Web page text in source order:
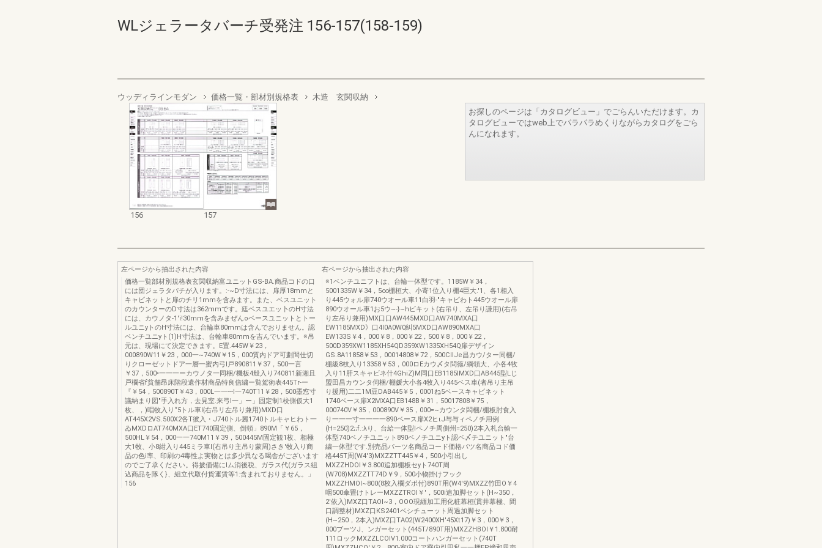
WLジェラータバーチ受発注 156-157(158-159)
ウッディラインモダン 価格一覧・部材別規格表 木造 玄関収納
156 157
お探しのページは「カタログビュー」でごらんいただけます。カ
タログビューではweb上でパラパラめくりながらカタログをごら
んになれます。
左ページから抽出された内容
価格一覧部材別規格表玄関収納富ユニットGS-BA.商品コドの口
には団ジェラタパチが入ります。:-~D寸法には、扉厚18mmと
キャビネットと扉のチリ1mmを含みます。また、ベスユニット
のカウンターのD寸法は362mmです。廷ベスユエッ卜のH寸法
には、カウノタ-1'i!30mmを含みまぜんoベースユニットとトー
ルユニyトのH寸法には、台輪車80mmは含んでおりません。認
ベンチユニyト(1)H寸法は、台輪車80mmを吉んでいます。※吊
元は、現場にて決定できます。E置.445W￥23，
000890W11￥23，000一~740W￥15，000質内ドア可劃間仕切
りクローゼットドア一層一蜜内弓l戸890811￥37，500一言
￥37，500•一一一ーカウノタ一同梱/機板4般入り740811新湘且
戸欄省f貧舗昂床階段遺作材商品特良信繍ー覧駕術表445Tr-ー
『￥54，500890T￥43，000L一一---l一740T11￥28，500墨窓寸
議納まり図"手入れ方，去見室.来弓l一」ー」固定制1校側仮大1
枚、，)唱牧入り“5トル車l{右吊リ左吊り兼用)MXD口
AT445X2VS.500X2各T彼入・J740トル麗1740トルキャヒわト一
ゐMXDロAT740MXA口ET740固定側、倒領」890M「￥65，
500HL￥54，000一一740M11￥39，500445M固定観1枚、相極
大1牧、小8紺入り445ミラ車l(右吊り主吊り蒙周)さき'牧入り商
品の色i率、印刷の4毒性よ実物とは多少異なる喝舎がございます
のでご了承ください。得披価備にlム消後税、ガラス代(ガラス組
込商品を隊く}、組立代取付貨運賃等1:含まれておりません。」
156
右ページから抽出された内容
※1ベンチユニフトは、台輪一体型です。1185W￥34，
5001335W￥34，5∞棚桓大、小寄1位入り棚4巨大.'1、各1相入
り445ウォル扉740ウオール車11白羽-"キャビわト445ウオール扉
890ウオール車1お5ウ~-}~hビキット(右吊り、左吊り謙用)(右吊
り左吊り兼用)MX口口AW445MXD口AW740MXA口
EW1185MXD》口4l0A0W0糾5MXD口AW890MXA口
EW133S￥4，000￥8，000￥22，500￥8，000￥22，
500D359XW1185XH54QD359XW1335XH54Q扉デザイン
GS.8A11858￥53，00014808￥72，500CIIJe昌カウ/ター同梱/
棚級8枝入り13358￥53，000ロEカウ〆タ問徳/綱領大、小各4牧
入り11肝スキャビネ什4GhiZ)M同口EB1185IMXD口AB445型Lじ
盟田昌カウンタ伺梱/棚媛大小各4牧入り445ベス車(者吊り主吊
り援用)二二1M豆DAB445￥5，0001ね5ベースキャビネット
1740ベース扉X2MXA口EB148B￥31，50017808￥75，
000740V￥35，000890V￥35，000=~カウンタ悶梱/棚板肘食入
り一一一寸一一一一890ベース扉X2ヒιJ与与ィペノチ用例
(H=250)2;;f.:λり、台給一体型lペノチ周側州=250)2本入札台輸一
体型740ベノチユニット890ベノチユニyト認ベ〆チユニット"台
繍一体型です.別売品パーツ名商品コード価格パツ名商品コド価
格445T周(W4'3)MXZZTT445￥4，500小引出し
MXZZHDOl￥3.800追加棚板セyト740T周
(W708)MXZZTT74D￥9，500小物掛けフック
MXZZHMOl~800(8枚入欄ダポ付)890T用(W4'9)MXZZ竹田O￥4
咽500傘畳けトレーMXZZTROl￥'，500i追加脚セット(H~350，
2'依入)MXZ口TAOl~3，OOO現緬加工用化粧幕桓{貫井幕極、間
口調整材)MXZ口KS2401ベシチューット周過加脚セット
(H~250，2本入)MXZ口TA02(W2400XH'45Xt17)￥3，000￥3，
000ブーツJ、ンガーセット(445T/890T用)MXZZHBOl￥1.800耐
111ロックMXZZLCOlV1.000コートハンガーセット(740T